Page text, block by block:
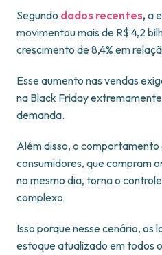
Segundo dados recentes, a
movimentou mais de R$ 4,2
crescimento de 8,4% em
Esse aumento nas vendas
na Black Friday
demanda.
Além disso, o comportamento
consumidores, que compram
no mesmo dia, torna o
complexo.
Isso porque nesse cenário, os
estoque atualizado em todos